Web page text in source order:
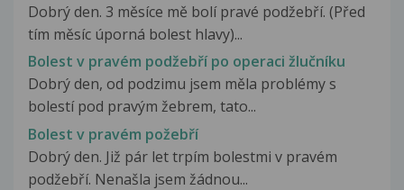
Dobrý den. 3 měsíce mě bolí pravé podžebří. (Před
tím měsíc úporná bolest hlavy)...
Bolest v pravém podžebří po operaci žlučníku
Dobrý den, od podzimu jsem měla problémy s
bolestí pod pravým žebrem, tato...
Bolest v pravém požebří
Dobrý den. Již pár let trpím bolestmi v pravém
podžebří. Nenašla jsem žádnou...